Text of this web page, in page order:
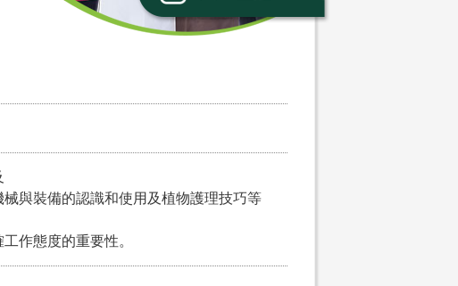
與裝備的認識和使用及植物護理技巧等
作態度的重要性。